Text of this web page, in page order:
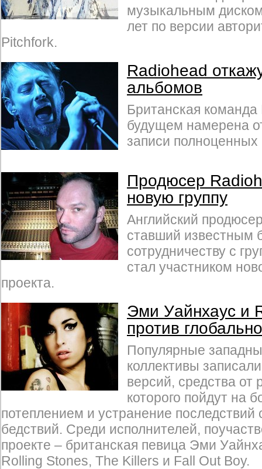
музыкальным
лет по версии
Pitchfork.
Radiohead
альбомов
Британская
будущем намерена
записи
Продюсер
новую группу
Английский
ставший известным
сотрудничеству с
стал участником
проекта.
Эми Уайнхаус и
против
Популярные
коллективы
версий, средства от
которого пойдут на
потеплением и устранение последствий
бедствий. Среди исполнителей,
проекте – британская певица Эми
Rolling Stones, The Killers и Fall Out Boy.